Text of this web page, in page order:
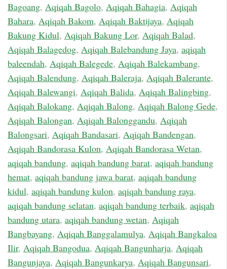
Bagoang, Aqiqah Bagolo, Aqiqah Bahagia, Aqiqah
Bahara, Aqiqah Bakom, Aqiqah Baktijaya, Aqiqah
Bakung Kidul, Aqiqah Bakung Lor, Aqiqah Balad,
Aqiqah Balagedog, Aqiqah Balebandung Jaya, aqiqah
baleendah, Aqiqah Balegede, Aqiqah Balekambang,
Aqiqah Balendung, Aqiqah Baleraja, Aqiqah Balerante,
Aqiqah Balewangi, Aqiqah Balida, Aqiqah Balingbing,
Aqiqah Balokang, Aqiqah Balong, Aqiqah Balong Gede,
Aqiqah Balongan, Aqiqah Balonggandu, Aqiqah
Balongsari, Aqiqah Bandasari, Aqiqah Bandengan,
Aqiqah Bandorasa Kulon, Aqiqah Bandorasa Wetan,
aqiqah bandung, aqiqah bandung barat, aqiqah bandung
hemat, aqiqah bandung jawa barat, aqiqah bandung
kidul, aqiqah bandung kulon, aqiqah bandung raya,
aqiqah bandung selatan, aqiqah bandung terbaik, aqiqah
bandung utara, aqiqah bandung wetan, Aqiqah
Bangbayang, Aqiqah Banggalamulya, Aqiqah Bangkaloa
Ilir, Aqiqah Bangodua, Aqiqah Bangunharja, Aqiqah
Bangunjaya, Aqiqah Bangunkarya, Aqiqah Bangunsari,